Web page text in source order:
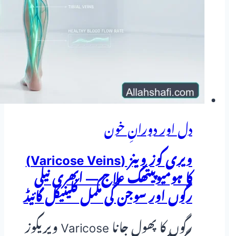
دل اور دورانِ خون
ویری کوز وینز (Varicose Veins)
کا ہومیوپیتھک علاج — ابھری نیلی
رگوں اور سوجن کی مکمل کلینیکل گائیڈ
رگوں کا پھول جانا Varicose ویریکوز